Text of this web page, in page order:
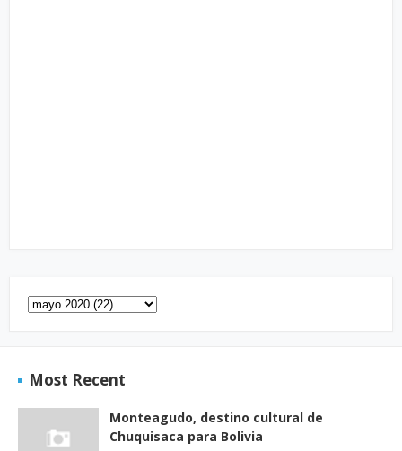
Most Recent
Monteagudo, destino cultural de
Chuquisaca para Bolivia